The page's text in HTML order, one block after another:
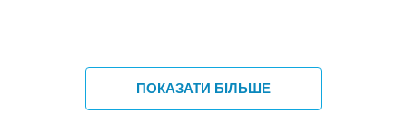
Unit SX LRM
ПОКАЗАТИ БІЛЬШЕ